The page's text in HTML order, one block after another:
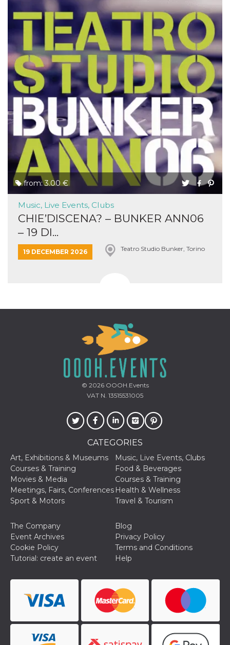
from: 3.00 €
Music, Live Events, Clubs
CHIE’DISCENA? – BUNKER ANN06
– 19 DI...
19 DECEMBER 2026 Teatro Studio Bunker, Torino
© 2026OOOH.Events
VAT N. 13515531005
CATEGORIES
Art, Exhibitions & Museums
Music, Live Events, Clubs
Courses & Training
Food & Beverages
Movies & Media
Courses & Training
Meetings, Fairs, Conferences Health & Wellness
Sport & Motors
Travel & Tourism
The Company
Blog
Event Archives
Privacy Policy
Cookie Policy
Terms and Conditions
Tutorial: create an event
Help